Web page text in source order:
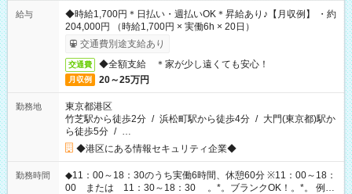
給与
◆時給1,700円＊日払い・週払いOK＊昇給あり♪【月収例】 ・約
204,000円 （時給1,700円 × 実働6h × 20日）
交通費別途支給あり
交通費 ◆全額支給 ＊家が少し遠くても安心！
月収例 20～25万円
勤務地
東京都港区
竹芝駅から徒歩2分 / 浜松町駅から徒歩4分 / 大門(東京都)駅か
ら徒歩5分 / …
◆港区にある情報セキュリティ企業◆
勤務時間
◆11：00～18：30のうち実働6時間、休憩60分 ※11：00～18：
00 または 11：30～18：30 。*。ブランクOK！。*。 例え